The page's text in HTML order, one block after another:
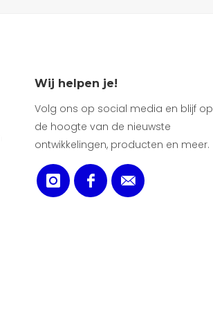
Wij helpen je!
Volg ons op social media en blijf op
de hoogte van de nieuwste
ontwikkelingen, producten en meer.